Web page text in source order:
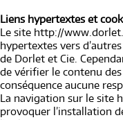
Liens hypertextes et
Le site http://
hypertextes vers
de Dorlet et Cie.
de vérifier le contenu
conséquence aucune
La navigation sur le site
provoquer l’installation